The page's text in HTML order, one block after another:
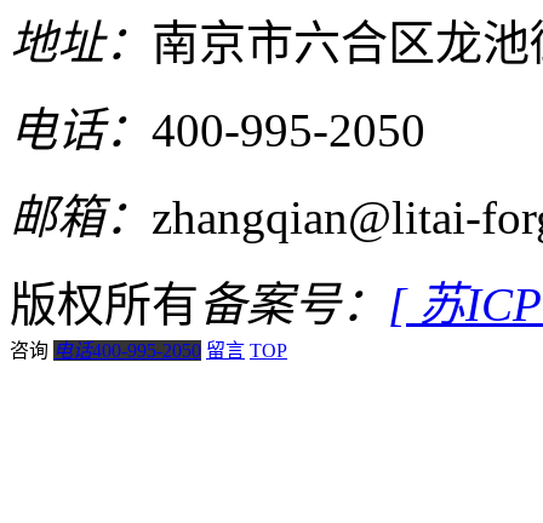
地址： 南京市六合区龙
电话： 400-995-2050
邮箱： zhangqian@litai-
版权所有备案号： [ 苏
咨询 电话400-995-2050 留言 TOP